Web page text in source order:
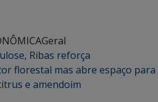
Geral
Ribas reforça
florestal mas abre espaço para
e amendoim